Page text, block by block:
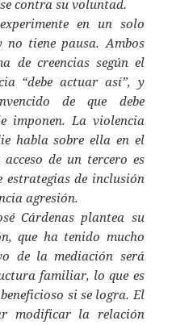
contra su voluntad.
en un solo
tiene pausa. Ambos
de creencias según el
“debe actuar así”, y
de que debe
imponen. La violencia
habla sobre ella en el
de un tercero es
de inclusión
agresión.
Cárdenas plantea su
que ha tenido mucho
de la mediación será
familiar, lo que es
si se logra. El
modificar la relación